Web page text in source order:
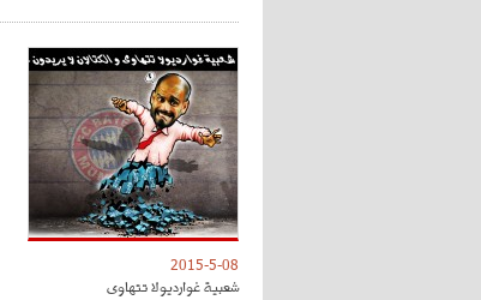
2015-5-08
شعبية غوارديولا تتهاوى